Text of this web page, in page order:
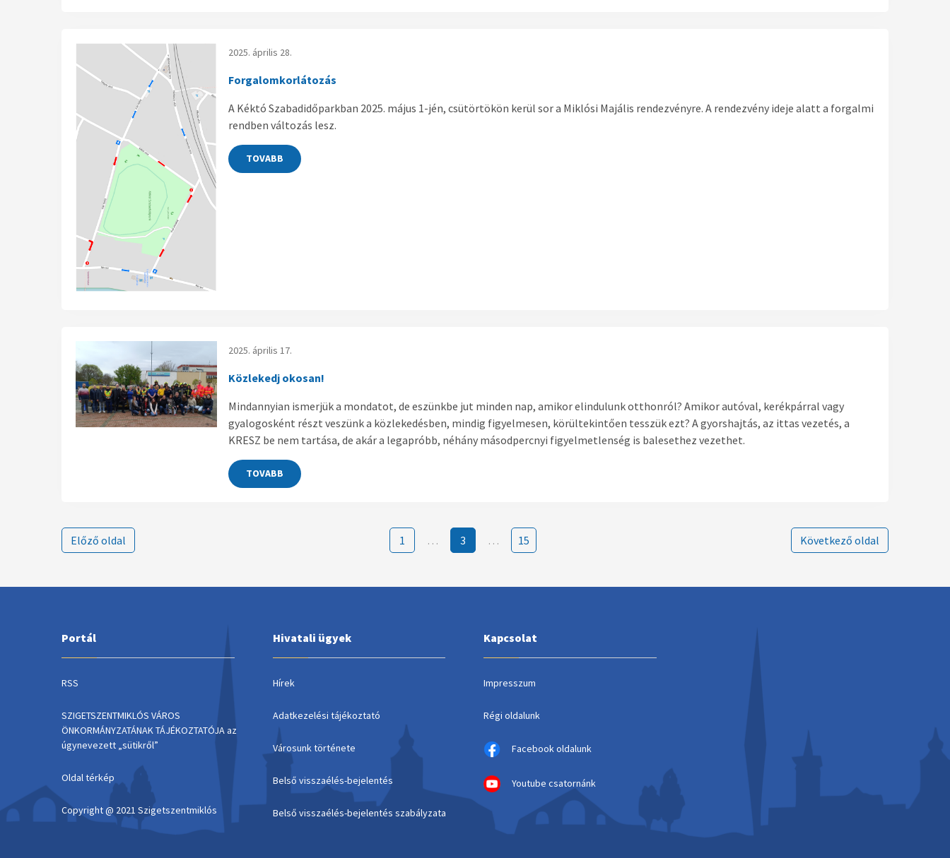
2025. április 28.
Forgalomkorlátozás
A Kéktó Szabadidőparkban 2025. május 1-jén, csütörtökön kerül sor a Miklósi Majális rendezvényre. A rendezvény ideje alatt a forgalmi
rendben változás lesz.
TOVABB
2025. április 17.
Közlekedj okosan!
Mindannyian ismerjük a mondatot, de eszünkbe jut minden nap, amikor elindulunk otthonról? Amikor autóval, kerékpárral vagy
gyalogosként részt veszünk a közlekedésben, mindig figyelmesen, körültekintően tesszük ezt? A gyorshajtás, az ittas vezetés, a
KRESZ be nem tartása, de akár a legapróbb, néhány másodpercnyi figyelmetlenség is balesethez vezethet.
TOVABB
Előző oldal 1 … 3 … 15 Következő oldal
Portál
RSS
SZIGETSZENTMIKLÓS VÁROS
ÖNKORMÁNYZATÁNAK TÁJÉKOZTATÓJA az
úgynevezett „sütikről”
Oldal térkép
Copyright @ 2021 Szigetszentmiklós
Hivatali ügyek
Hírek
Adatkezelési tájékoztató
Városunk története
Belső visszaélés-bejelentés
Belső visszaélés-bejelentés szabályzata
Kapcsolat
Impresszum
Régi oldalunk
Facebook oldalunk
Youtube csatornánk